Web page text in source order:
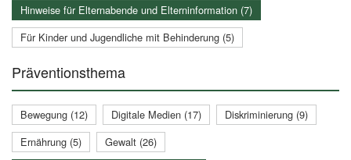
Hinweise für Elternabende und Elterninformation (7)
Für Kinder und Jugendliche mit Behinderung (5)
Präventionsthema
Bewegung (12) Digitale Medien (17)
Diskriminierung (9)
Ernährung (5)
Gewalt (26)